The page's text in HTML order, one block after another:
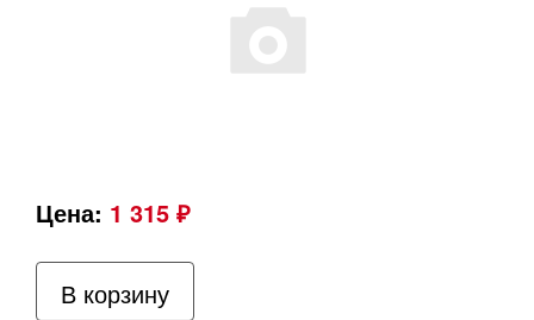
Цена: 1 315 ₽
В корзину